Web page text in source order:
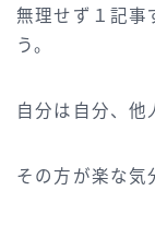
無理せず１記事
う。
自分は自分、他
その方が楽な気